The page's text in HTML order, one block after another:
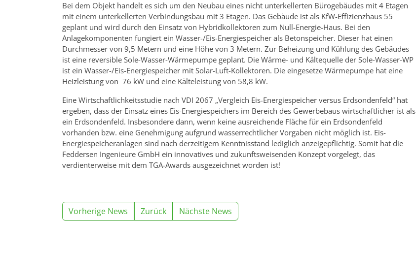
Bei dem Objekt handelt es sich um den Neubau eines nicht unterkellerten Bürogebäudes mit 4 Etagen
mit einem unterkellerten Verbindungsbau mit 3 Etagen. Das Gebäude ist als KfW-Effizienzhaus 55
geplant und wird durch den Einsatz von Hybridkollektoren zum Null-Energie-Haus. Bei den
Anlagekomponenten fungiert ein Wasser-/Eis-Energiespeicher als Betonspeicher. Dieser hat einen
Durchmesser von 9,5 Metern und eine Höhe von 3 Metern. Zur Beheizung und Kühlung des Gebäudes
ist eine reversible Sole-Wasser-Wärmepumpe geplant. Die Wärme- und Kältequelle der Sole-Wasser-WP
ist ein Wasser-/Eis-Energiespeicher mit Solar-Luft-Kollektoren. Die eingesetze Wärmepumpe hat eine
Heizleistung von 76 kW und eine Kälteleistung von 58,8 kW.
Eine Wirtschaftlichkeitsstudie nach VDI 2067 „Vergleich Eis-Energiespeicher versus Erdsondenfeld“ hat
ergeben, dass der Einsatz eines Eis-Energiespeichers im Bereich des Gewerbebaus wirtschaftlicher ist als
ein Erdsondenfeld. Insbesondere dann, wenn keine ausreichende Fläche für ein Erdsondenfeld
vorhanden bzw. eine Genehmigung aufgrund wasserrechtlicher Vorgaben nicht möglich ist. Eis-
Energiespeicheranlagen sind nach derzeitigem Kenntnisstand lediglich anzeigepflichtig. Somit hat die
Feddersen Ingenieure GmbH ein innovatives und zukunftsweisenden Konzept vorgelegt, das
verdienterweise mit dem TGA-Awards ausgezeichnet worden ist!
Vorherige News Zurück Nächste News